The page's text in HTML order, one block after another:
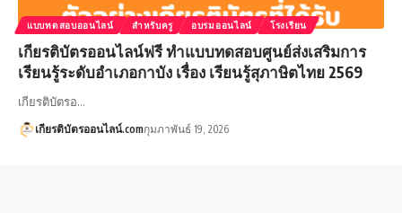
แบบทดสอบออนไลน์ สำหรับครู อบรมออนไลน์ โรงเรียน
เกียรติบัตรออนไลน์ฟรี ทำแบบทดสอบศูนย์ส่งเสริมการ
เรียนรู้ระดับอำเภอกาบัง เรื่อง เรียนรู้สุภาษิตไทย 2569
เกียรติบัตรอ…
เกียรติบัตรออนไลน์.comกุมภาพันธ์ 19, 2026